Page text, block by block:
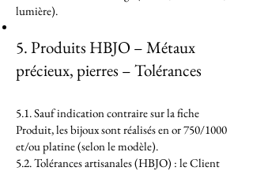
lumière).
5. Produits HBJO – Métaux
précieux, pierres – Tolérances
5.1. Sauf indication contraire sur la fiche
Produit, les bijoux sont réalisés en or 750/1000
et/ou platine (selon le modèle).
5.2. Tolérances artisanales (HBJO) : le Client